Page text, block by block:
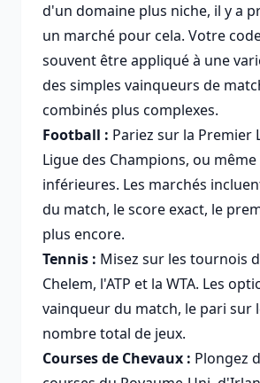
d'un domaine plus niche, il y a
un marché pour cela. Votre
souvent être appliqué à une
des simples vainqueurs de
combinés plus complexes.
Football : Pariez sur la Premier
Ligue des Champions, ou
inférieures. Les marchés
du match, le score exact, le
plus encore.
Tennis : Misez sur les tournois
Chelem, l'ATP et la WTA. Les
vainqueur du match, le pari sur
nombre total de jeux.
Courses de Chevaux : Plongez